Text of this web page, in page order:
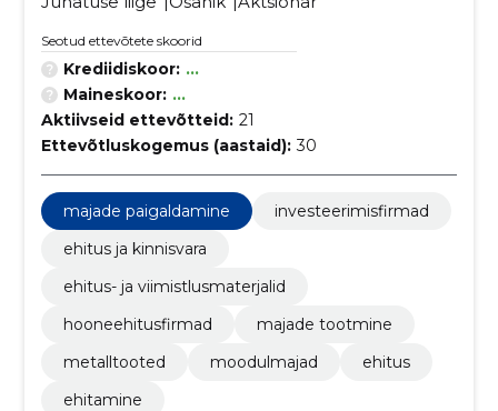
Seotud ettevõtete skoorid
Krediidiskoor: ...
Maineskoor: ...
Aktiivseid ettevõtteid: 21
Ettevõtluskogemus (aastaid): 30
majade paigaldamine
investeerimisfirmad
ehitus ja kinnisvara
ehitus- ja viimistlusmaterjalid
hooneehitusfirmad
majade tootmine
metalltooted
moodulmajad
ehitus
ehitamine